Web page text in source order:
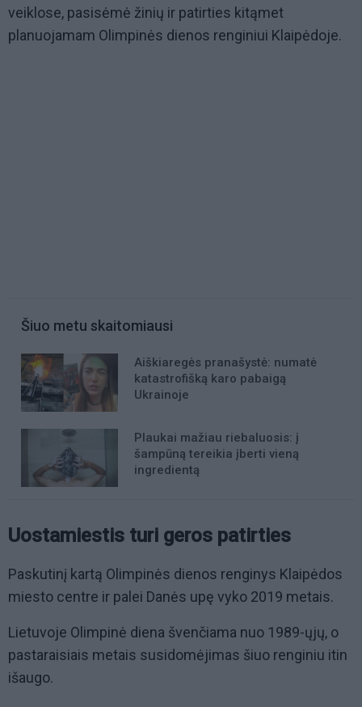
veiklose, pasisėmė žinių ir patirties kitąmet
planuojamam Olimpinės dienos renginiui Klaipėdoje.
Šiuo metu skaitomiausi
Aiškiaregės pranašystė: numatė
katastrofišką karo pabaigą
Ukrainoje
Plaukai mažiau riebaluosis: į
šampūną tereikia įberti vieną
ingredientą
Uostamiestis turi geros patirties
Paskutinį kartą Olimpinės dienos renginys Klaipėdos
miesto centre ir palei Danės upę vyko 2019 metais.
Lietuvoje Olimpinė diena švenčiama nuo 1989-ųjų, o
pastaraisiais metais susidomėjimas šiuo renginiu itin
išaugo.